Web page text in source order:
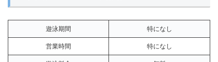
遊泳期間 特になし
営業時間 特になし